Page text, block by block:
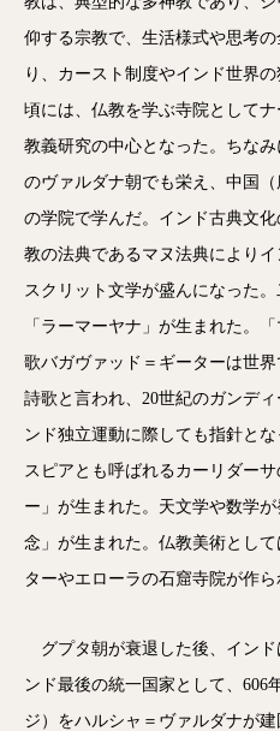
仰する宗教で、生活様式や思考
り、カースト制度やインド世界
頃には、仏教を学ぶ寺院として
教義研究の中心となった。ちな
のヴァルダナ朝でも栄え、中国
の学院で学んだ。インド古典文
教の法典であるマヌ法典により
スクリット文学が盛んになった
「ラーマーヤナ」が生まれた。
歌バガヴァッド＝ギーターは世
詩歌と言われ、20世紀のガンデ
ンド独立運動に際しても指針と
スピアとも呼ばれるカーリダー
ー」が生まれた。天文学や数学
念」が生まれた。仏教美術とし
ターやエローラの石窟寺院が作ら
グプタ朝が衰退した後、インド
ンド最後の統一国家として、606
ジ）をハルシャ＝ヴァルダナが